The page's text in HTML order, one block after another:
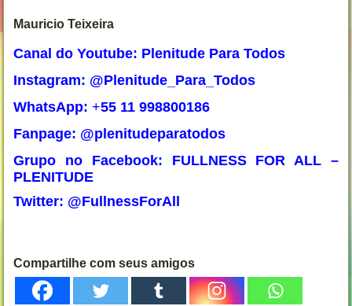
Mauricio Teixeira
Canal do Youtube: Plenitude Para Todos
Instagram: @Plenitude_Para_Todos
WhatsApp: +55 11 998800186
Fanpage: @plenitudeparatodos
Grupo no Facebook: FULLNESS FOR ALL –
PLENITUDE
Twitter: @FullnessForAll
Compartilhe com seus amigos